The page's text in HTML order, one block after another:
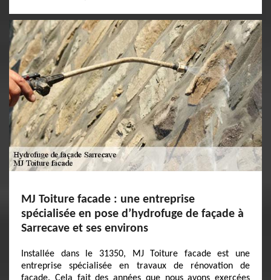
MJ Toiture facade : une entreprise
spécialisée en pose d’hydrofuge de façade à
Sarrecave et ses environs
Installée dans le 31350, MJ Toiture facade est une
entreprise spécialisée en travaux de rénovation de